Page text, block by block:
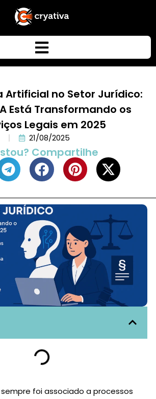
Artificial no Setor Jurídico:
Está Transformando os
Legais em 2025
21/08/2025
Compartilhe
foi associado a processos